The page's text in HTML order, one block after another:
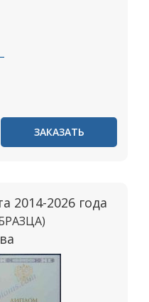
ЗАКАЗАТЬ
2014-2026 года